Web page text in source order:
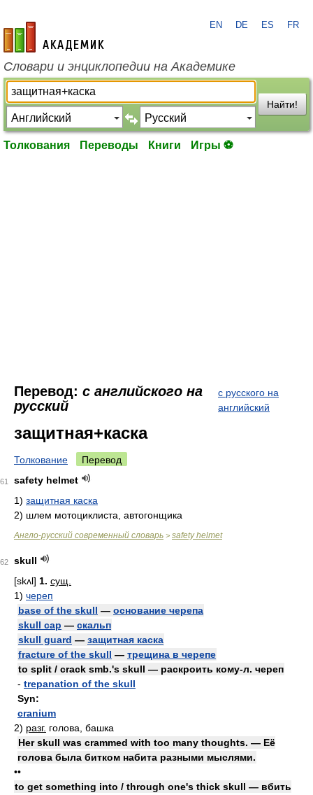
academic.ru
EN DE ES FR
Словари и энциклопедии на Академике
Найти!
Толкования Переводы Книги Игры ⚽
Перевод: с английского на
русский
с русского на
английский
защитная+каска
Толкование Перевод
61
safety helmet
1) защитная каска
2) шлем мотоциклиста, автогонщика
Англо-русский современный словарь > safety helmet
62
skull
[skʌl] 1. сущ.
1) череп
base of the skull — основание черепа
skull cap — скальп
skull guard — защитная каска
fracture of the skull — трещина в черепе
to split / crack smb.'s skull — раскроить кому-л. череп
- trepanation of the skull
Syn:
cranium
2) разг. голова, башка
Her skull was crammed with too many thoughts. — Её
голова была битком набита разными мыслями.
••
to get something into / through one's thick skull — вбить